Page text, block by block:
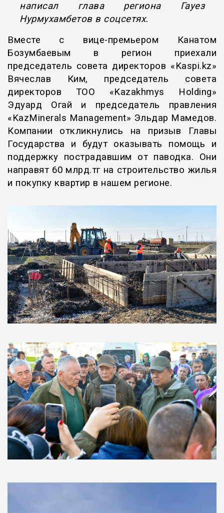
написал глава региона Гауез
Нурмухамбетов в соцсетях.
Вместе с вице-премьером Канатом
Бозумбаевым в регион приехали
председатель совета директоров «Kaspi.kz»
Вячеслав Ким, председатель совета
директоров ТОО «Kazakhmys Holding»
Эдуард Огай и председатель правления
«KazMinerals Management» Эльдар Мамедов.
Компании откликнулись на призыв Главы
Государства и будут оказывать помощь и
поддержку пострадавшим от паводка. Они
направят 60 млрд.тг на строительство жилья
и покупку квартир в нашем регионе.